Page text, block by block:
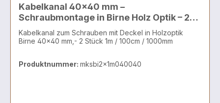
Kabelkanal 40x40 mm –
Schraubmontage in Birne Holz Optik – 2x1
Meter
Kabelkanal zum Schrauben mit Deckel in Holzoptik
Birne 40x40 mm,- 2 Stück 1m / 100cm / 1000mm
Produktnummer: mksbi2x1m040040